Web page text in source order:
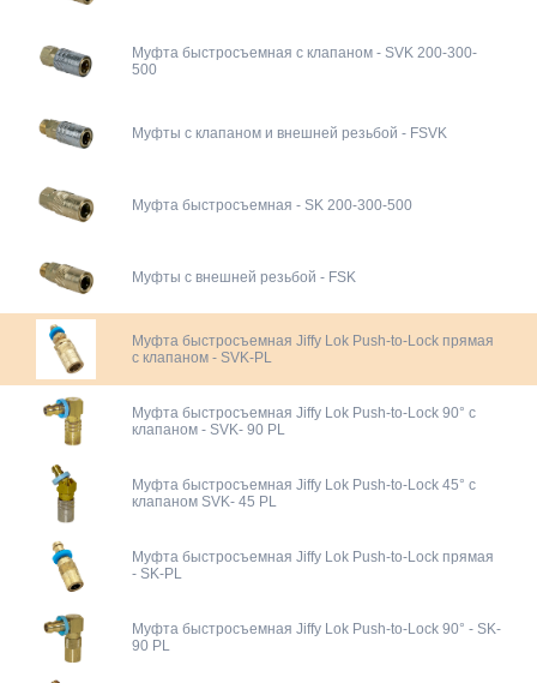
Муфта быстросъемная с клапаном - SVK 200-300-
500
Муфты с клапаном и внешней резьбой - FSVK
Муфта быстросъемная - SK 200-300-500
Муфты с внешней резьбой - FSK
Муфта быстросъемная Jiffy Lok Push-to-Lock прямая
с клапаном - SVK-PL
Муфта быстросъемная Jiffy Lok Push-to-Lock 90° с
клапаном - SVK- 90 PL
Муфта быстросъемная Jiffy Lok Push-to-Lock 45° с
клапаном SVK- 45 PL
Муфта быстросъемная Jiffy Lok Push-to-Lock прямая
- SK-PL
Муфта быстросъемная Jiffy Lok Push-to-Lock 90° - SK-
90 PL